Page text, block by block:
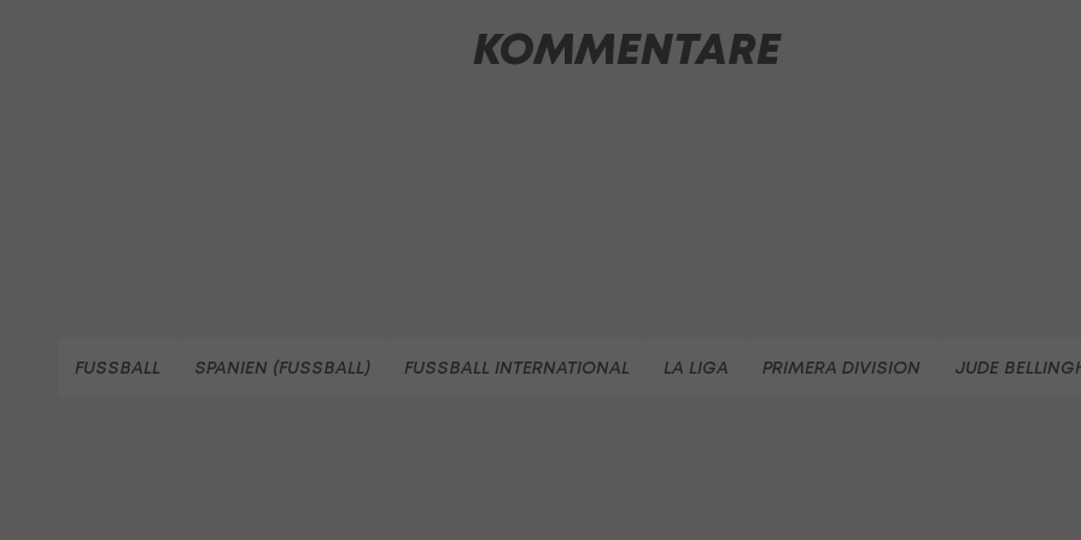
KOMMENTARE
FUSSBALL SPANIEN (FUSSBALL) FUSSBALL INTERNATIONAL LA LIGA PRIMERA DIVISION JUDE